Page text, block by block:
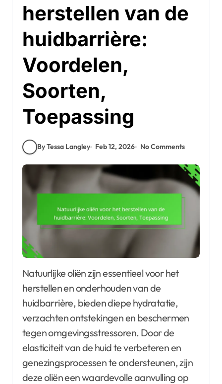
herstellen van de
huidbarrière:
Voordelen,
Soorten,
Toepassing
By Tessa Langley Feb 12, 2026 No Comments
Natuurlijke oliën zijn essentieel voor het
herstellen en onderhouden van de
huidbarrière, bieden diepe hydratatie,
verzachten ontstekingen en beschermen
tegen omgevingsstressoren. Door de
elasticiteit van de huid te verbeteren en
genezingsprocessen te ondersteunen, zijn
deze oliën een waardevolle aanvulling op